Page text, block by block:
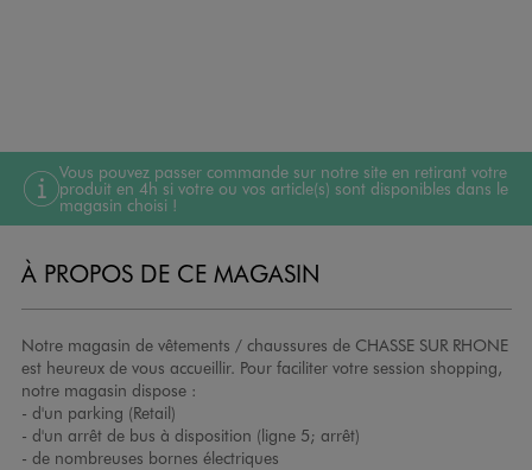
Vous pouvez passer commande sur notre site en retirant votre
produit en 4h si votre ou vos article(s) sont disponibles dans le
magasin choisi !
À PROPOS DE CE MAGASIN
Notre magasin de vêtements / chaussures de CHASSE SUR RHONE
est heureux de vous accueillir. Pour faciliter votre session shopping,
notre magasin dispose :
- d'un parking (Retail)
- d'un arrêt de bus à disposition (ligne 5; arrêt)
- de nombreuses bornes électriques